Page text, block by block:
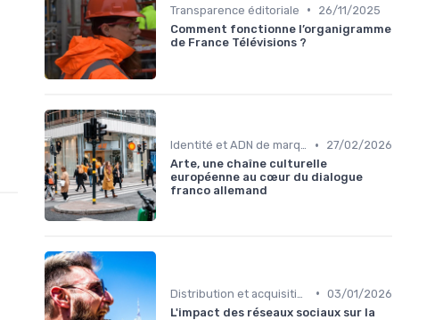
Transparence éditoriale •
26/11/2025
Comment fonctionne l’organigramme
de France Télévisions ?
Identité et ADN de marque •
27/02/2026
Arte, une chaîne culturelle
européenne au cœur du dialogue
franco allemand
• 03/01/2026
L'impact des réseaux sociaux sur la